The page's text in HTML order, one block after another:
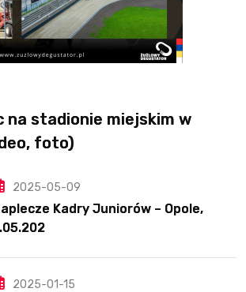
na stadionie miejskim w
foto)
2025-05-09
Kadry Juniorów – Opole,
2025-01-15